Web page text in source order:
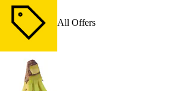
All Offers